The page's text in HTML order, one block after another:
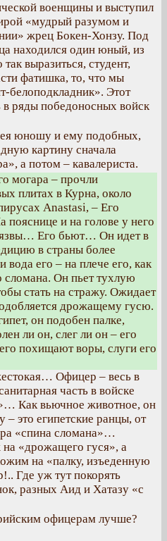
военщины и выступил
«мудрый разумом и
жрец Бокен-Хонзу. Под
находился один юный, из
выразиться, студент,
фатишка, то, что мы
белоподкладник». Этот
ряды победоносных войск
юношу и ему подобных,
картину сначала
а потом – кавалериста.
могара – прочли
плитах в Курна, около
Anastasi, – Его
и на голове у него
Его бьют… Он идет в
в страны более
его – на плече его, как
сломана. Он пьет тухлую
стать на стражу. Ожидает
дрожащему гусю.
он подобен палке,
ли он, слег ли он – его
похищают воры, слуги его
Офицер – весь в
часть в войске
Как вьючное животное, он
– это египетские ранцы, от
«спина сломана»…
«дрожащего гуся», а
на «палку, изъеденную
Где уж тут покорять
разных Аид и Хатазу «с
офицерам лучше?